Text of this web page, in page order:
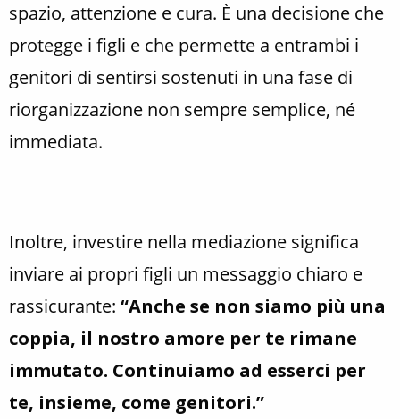
spazio, attenzione e cura. È una decisione che
protegge i figli e che permette a entrambi i
genitori di sentirsi sostenuti in una fase di
riorganizzazione non sempre semplice, né
immediata.
Inoltre, investire nella mediazione significa
inviare ai propri figli un messaggio chiaro e
rassicurante: “Anche se non siamo più una
coppia, il nostro amore per te rimane
immutato. Continuiamo ad esserci per
te, insieme, come genitori.”